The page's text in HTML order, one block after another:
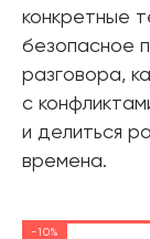
конкретные
безопасное
разговора,
с
и делиться
времена.
-10%